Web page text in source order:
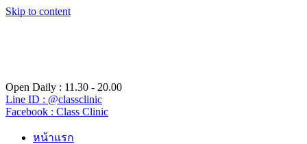
Skip to content
Open Daily : 11.30 - 20.00
Line ID : @classclinic​
Facebook : Class Clinic
หน้าแรก